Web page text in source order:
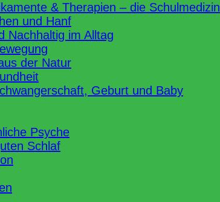
& Therapien – die Schulmedizin
und Hanf
Nachhaltig im Alltag
der Natur
Geburt und Baby
Psyche
Schlaf